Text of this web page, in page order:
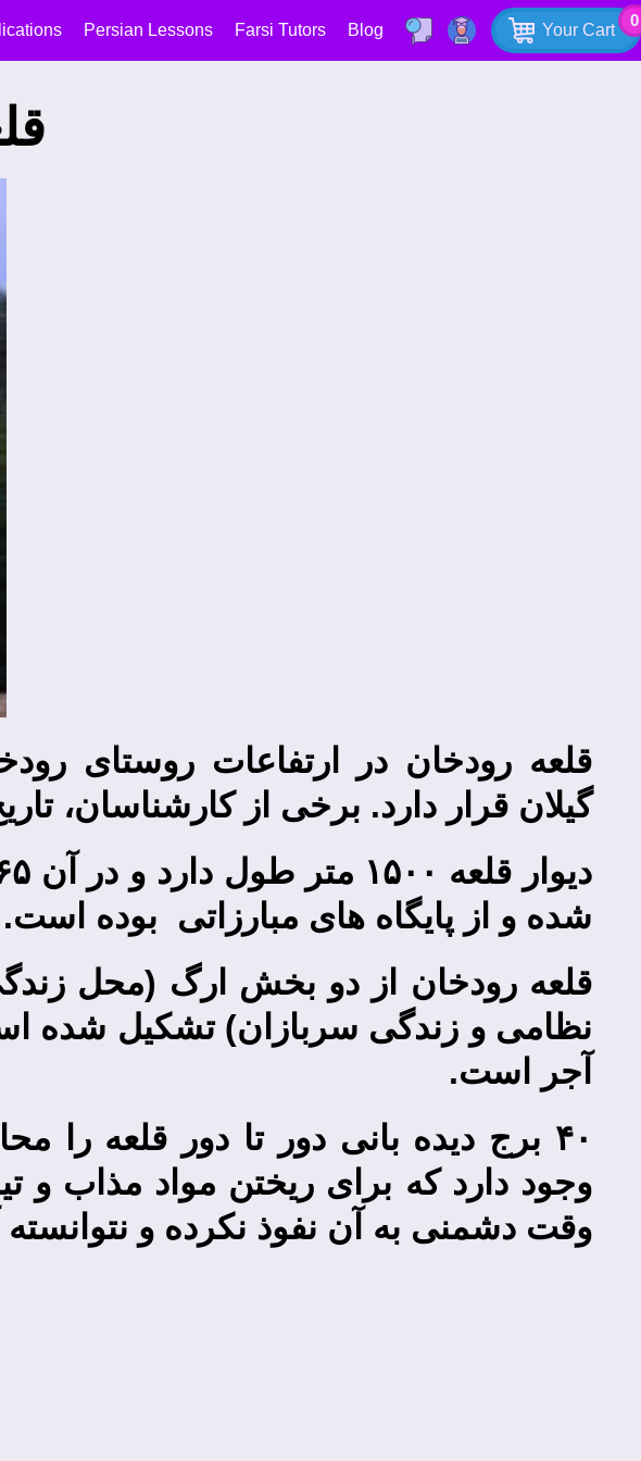
Your Cart
0
Persian Lessons Farsi Tutors Blog
گیلان قرار دارد. برخی از کارشناسان،
شده و از پایگاه­ های مبارزاتی بوده است.
قلعه رودخان از دو بخش ارگ (محل
نظامی و زندگی سربازان) تشکیل شده
آجر است.
۴۰ برج دیده بانی دور تا دور قلعه
وجود دارد که برای ریختن مواد مذاب و
وقت دشمنی به آن نفوذ نکرده و نتوانسته